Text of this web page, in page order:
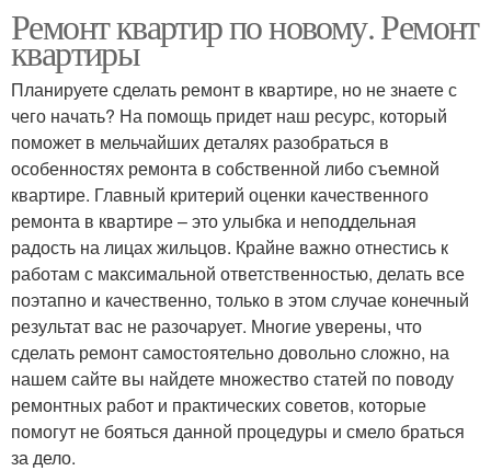
Ремонт квартир по новому. Ремонт
квартиры
Планируете сделать ремонт в квартире, но не знаете с
чего начать? На помощь придет наш ресурс, который
поможет в мельчайших деталях разобраться в
особенностях ремонта в собственной либо съемной
квартире. Главный критерий оценки качественного
ремонта в квартире – это улыбка и неподдельная
радость на лицах жильцов. Крайне важно отнестись к
работам с максимальной ответственностью, делать все
поэтапно и качественно, только в этом случае конечный
результат вас не разочарует. Многие уверены, что
сделать ремонт самостоятельно довольно сложно, на
нашем сайте вы найдете множество статей по поводу
ремонтных работ и практических советов, которые
помогут не бояться данной процедуры и смело браться
за дело.